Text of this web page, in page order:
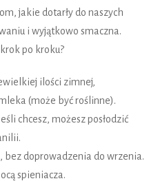
jakie dotarły do naszych
i wyjątkowo smaczna.
po kroku?
ilości zimnej,
(może być roślinne).
chcesz, możesz posłodzić
doprowadzenia do wrzenia.
spieniacza.